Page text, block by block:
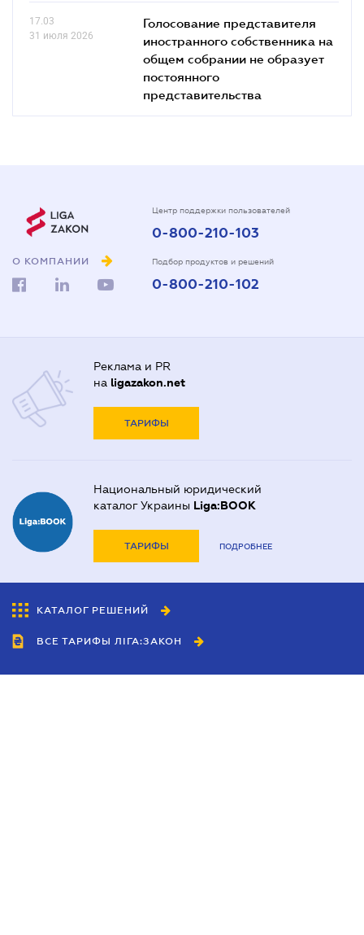
17.03
31 июля 2026
Голосование представителя
иностранного собственника на
общем собрании не образует
постоянного
представительства
О КОМПАНИИ
Центр поддержки пользователей
0-800-210-103
Подбор продуктов и решений
0-800-210-102
Реклама и PR
на ligazakon.net
ТАРИФЫ
Национальный юридический
каталог Украины Liga:BOOK
ТАРИФЫ ПОДРОБНЕЕ
КАТАЛОГ РЕШЕНИЙ
ВСЕ ТАРИФЫ ЛІГА:ЗАКОН